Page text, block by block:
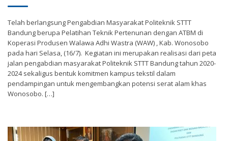
Telah berlangsung Pengabdian Masyarakat Politeknik STTT
Bandung berupa Pelatihan Teknik Pertenunan dengan ATBM di
Koperasi Produsen Walawa Adhi Wastra (WAW) , Kab. Wonosobo
pada hari Selasa, (16/7). Kegiatan ini merupakan realisasi dari peta
jalan pengabdian masyarakat Politeknik STTT Bandung tahun 2020-
2024 sekaligus bentuk komitmen kampus tekstil dalam
pendampingan untuk mengembangkan potensi serat alam khas
Wonosobo. […]